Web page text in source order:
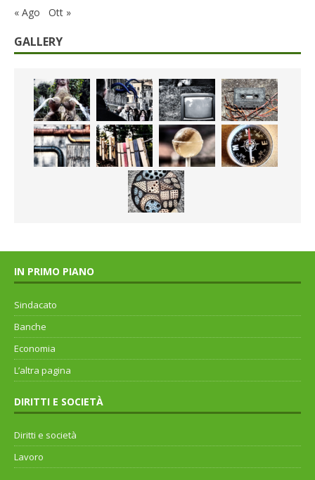
« Ago Ott »
GALLERY
IN PRIMO PIANO
Sindacato
Banche
Economia
L’altra pagina
DIRITTI E SOCIETÀ
Diritti e società
Lavoro